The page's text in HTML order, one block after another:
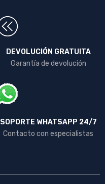
DEVOLUCIÓN GRATUITA
Garantía de devolución
SOPORTE WHATSAPP 24/7
Contacto con especialistas